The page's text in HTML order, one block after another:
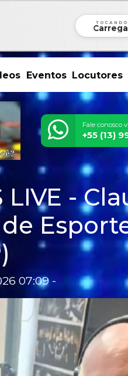
Eventos Locutores
Fale conosco
+55 (13)
LIVE -
07:09 -